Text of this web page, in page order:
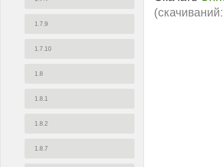
1.7.9
1.7.10
1.8
1.8.1
1.8.2
1.8.7